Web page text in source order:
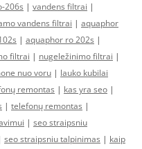
206s | vandens filtrai |
vandens filtrai | aquaphor
| aquaphor ro 202s |
filtrai | nugeležinimo filtrai |
nuo voru | lauko kubilai
remontas | kas yra seo |
| telefonų remontas |
| seo straipsniu
seo straipsniu talpinimas | kaip